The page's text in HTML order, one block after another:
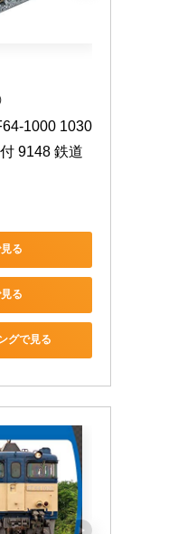
1000 1030
9148 鉄道
る
る
グで見る